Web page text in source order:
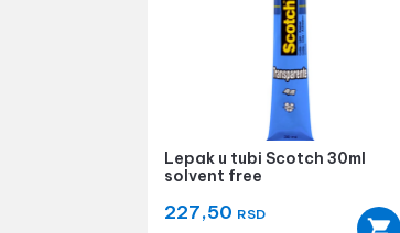
Lepak u tubi Scotch 30ml
solvent free
227,50 RSD